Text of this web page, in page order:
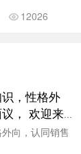
12026
，性格外
， 欢迎来
向，认同销售